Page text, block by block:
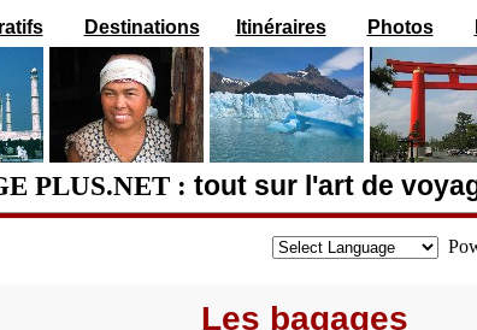
Destinations Itinéraires Photos
PLUS.NET : tout sur l'art de
Les bagages